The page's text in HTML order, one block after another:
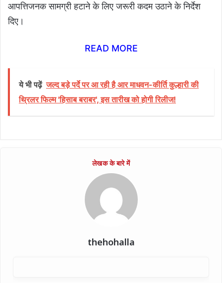
आपत्तिजनक सामग्री हटाने के लिए जरूरी कदम उठाने के निर्देश
दिए।
READ MORE
ये भी पढ़ें जल्द बड़े पर्दे पर आ रही है आर माधवन-कीर्ति कुल्हारी की
थ्रिलर फिल्म 'हिसाब बराबर', इस तारीख को होगी रिलीज!
thehohalla